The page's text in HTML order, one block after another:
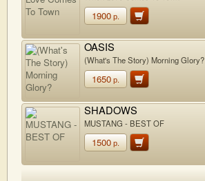
1900р.
OASIS
(What's The Story) Morning Glory?
1650р.
SHADOWS
MUSTANG - BEST OF
1500р.